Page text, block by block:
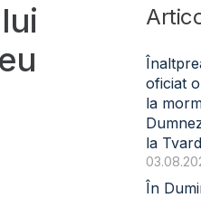
oficiat
la
la
În